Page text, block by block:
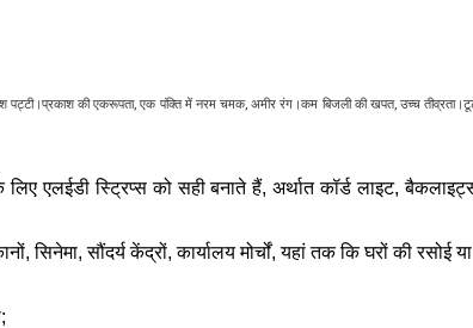
पट्टी।प्रकाश की एकरूपता, एक पंक्ति में नरम चमक, अमीर रंग।कम बिजली की खपत, उच्च
एलईडी स्ट्रिप्स को सही बनाते हैं, अर्थात कॉर्ड लाइट,
सिनेमा, सौंदर्य केंद्रों, कार्यालय मोर्चों, यहां तक ​​कि घरों की